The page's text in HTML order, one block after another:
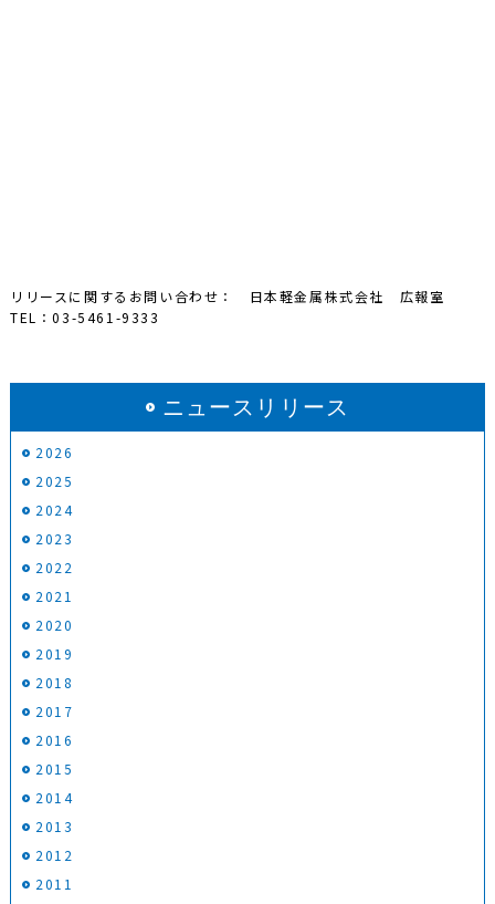
リリースに関するお問い合わせ： 日本軽金属株式会社 広報室
TEL：03-5461-9333
ニュースリリース
2026
2025
2024
2023
2022
2021
2020
2019
2018
2017
2016
2015
2014
2013
2012
2011